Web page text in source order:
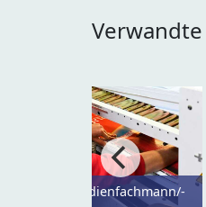
Medienfachmann/-